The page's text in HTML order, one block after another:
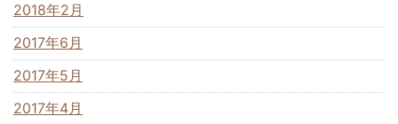
2018年2月
2017年6月
2017年5月
2017年4月